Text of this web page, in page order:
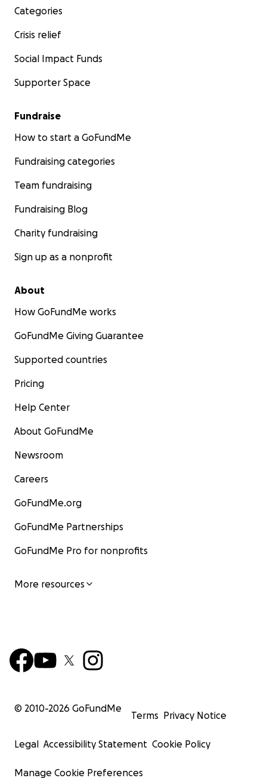
Categories
Crisis relief
Social Impact Funds
Supporter Space
Fundraise
How to start a GoFundMe
Fundraising categories
Team fundraising
Fundraising Blog
Charity fundraising
Sign up as a nonprofit
About
How GoFundMe works
GoFundMe Giving Guarantee
Supported countries
Pricing
Help Center
About GoFundMe
Newsroom
Careers
GoFundMe.org
GoFundMe Partnerships
GoFundMe Pro for nonprofits
More resources
© 2010-2026 GoFundMe
Terms Privacy Notice
Legal Accessibility Statement Cookie Policy
Manage Cookie Preferences